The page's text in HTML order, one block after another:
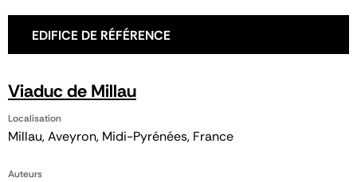
EDIFICE DE RÉFÉRENCE
Viaduc de Millau
Localisation
Millau, Aveyron, Midi-Pyrénées, France
Auteurs